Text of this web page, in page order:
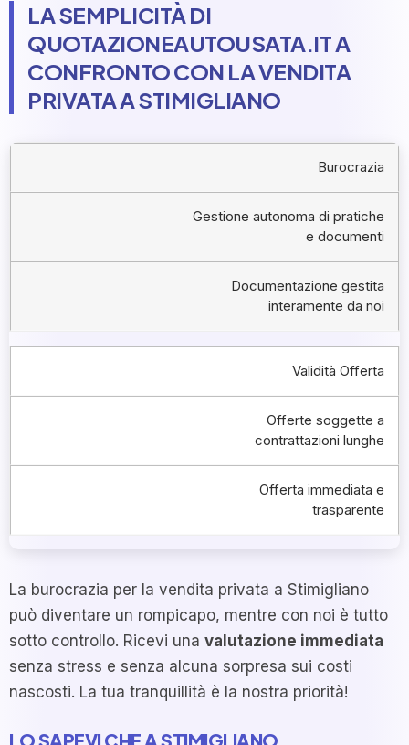
LA SEMPLICITÀ DI
QUOTAZIONEAUTOUSATA.IT A
CONFRONTO CON LA VENDITA
PRIVATA A STIMIGLIANO
Burocrazia
Gestione autonoma di pratiche
e documenti
Documentazione gestita
interamente da noi
Validità Offerta
Offerte soggette a
contrattazioni lunghe
Offerta immediata e
trasparente
La burocrazia per la vendita privata a Stimigliano
può diventare un rompicapo, mentre con noi è tutto
sotto controllo. Ricevi una valutazione immediata
senza stress e senza alcuna sorpresa sui costi
nascosti. La tua tranquillità è la nostra priorità!
LO SAPEVI CHE A STIMIGLIANO…